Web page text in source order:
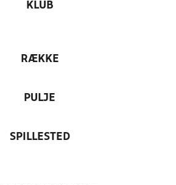
KLUB
RÆKKE
PULJE
SPILLESTED